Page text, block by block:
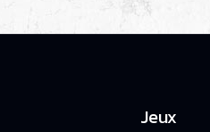
Jeux